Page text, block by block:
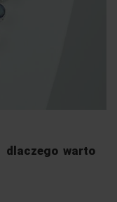
dlaczego warto